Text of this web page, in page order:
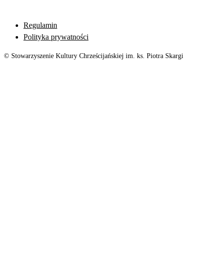
Regulamin
Polityka prywatności
© Stowarzyszenie Kultury Chrześcijańskiej im. ks. Piotra Skargi